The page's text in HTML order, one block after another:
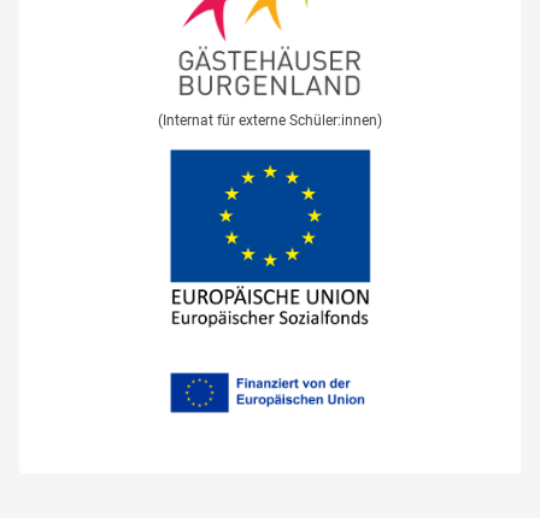
(Internat für externe Schüler:innen)